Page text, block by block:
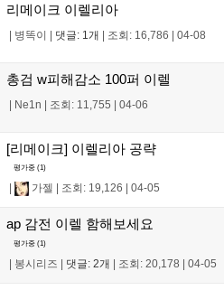
리메이크 이렐리아
병똑이 댓글: 1개 조회: 16,786 04-08
총검 w피해감소 100퍼 이렐
Ne1n 조회: 11,755 04-06
[리메이크] 이렐리아 공략
평가중 (1)
가젤 조회: 19,126 04-05
ap 감전 이렐 함해보세요
평가중 (1)
| 봉시리즈 | 댓글: 2개 | 조회: 20,178 | 04-05